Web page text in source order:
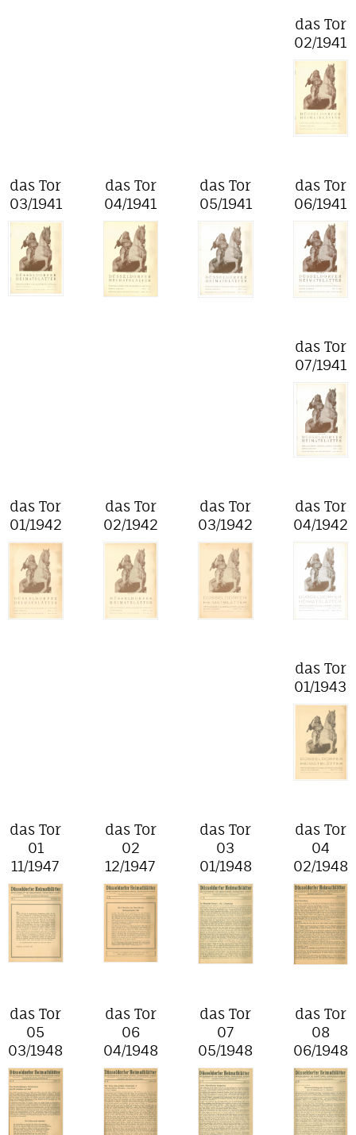
das Tor
02/1941
das Tor
03/1941
das Tor
04/1941
das Tor
05/1941
das Tor
06/1941
das Tor
07/1941
das Tor
01/1942
das Tor
02/1942
das Tor
03/1942
das Tor
04/1942
das Tor
01/1943
das Tor
01
11/1947
das Tor
02
12/1947
das Tor
03
01/1948
das Tor
04
02/1948
das Tor
05
03/1948
das Tor
06
04/1948
das Tor
07
05/1948
das Tor
08
06/1948